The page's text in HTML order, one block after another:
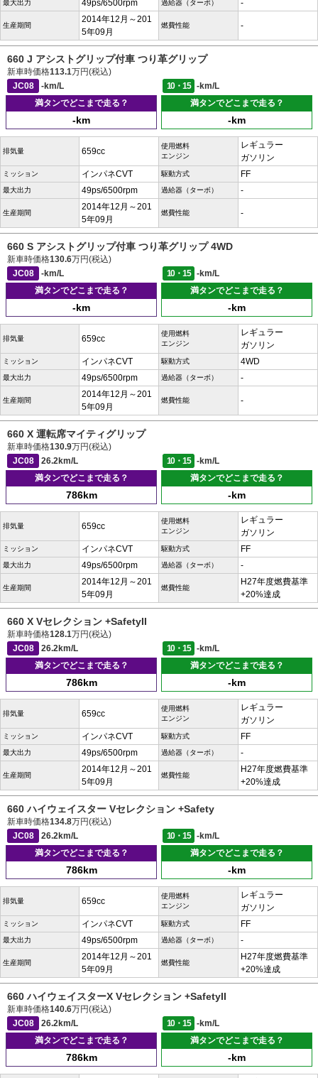
最大出力 49ps/6500rpm 過給器（ターボ） -
生産期間
2014年12月～201
5年09月
燃費性能 -
660 J アシストグリップ付車 つり革グリップ
新車時価格113.1万円(税込)
JC08
-km/L 10・15
-km/L
満タンでどこまで走る？
-km
満タンでどこまで走る？
-km
排気量 659cc
使用燃料
エンジン
レギュラー
ガソリン
ミッション インパネCVT 駆動方式 FF
最大出力 49ps/6500rpm 過給器（ターボ） -
生産期間
2014年12月～201
5年09月
燃費性能 -
660 S アシストグリップ付車 つり革グリップ 4WD
新車時価格130.6万円(税込)
JC08
-km/L 10・15
-km/L
満タンでどこまで走る？
-km
満タンでどこまで走る？
-km
排気量 659cc
使用燃料
エンジン
レギュラー
ガソリン
ミッション インパネCVT 駆動方式 4WD
最大出力 49ps/6500rpm 過給器（ターボ） -
生産期間
2014年12月～201
5年09月
燃費性能 -
660 X 運転席マイティグリップ
新車時価格130.9万円(税込)
JC08
26.2km/L 10・15
-km/L
満タンでどこまで走る？
786km
満タンでどこまで走る？
-km
排気量 659cc
使用燃料
エンジン
レギュラー
ガソリン
ミッション インパネCVT 駆動方式 FF
最大出力 49ps/6500rpm 過給器（ターボ） -
生産期間
2014年12月～201
5年09月
燃費性能
H27年度燃費基準
+20%達成
660 X Vセレクション +SafetyII
新車時価格128.1万円(税込)
JC08
26.2km/L 10・15
-km/L
満タンでどこまで走る？
786km
満タンでどこまで走る？
-km
排気量 659cc
使用燃料
エンジン
レギュラー
ガソリン
ミッション インパネCVT 駆動方式 FF
最大出力 49ps/6500rpm 過給器（ターボ） -
生産期間
2014年12月～201
5年09月
燃費性能
H27年度燃費基準
+20%達成
660 ハイウェイスター Vセレクション +Safety
新車時価格134.8万円(税込)
JC08
26.2km/L 10・15
-km/L
満タンでどこまで走る？
786km
満タンでどこまで走る？
-km
排気量 659cc
使用燃料
エンジン
レギュラー
ガソリン
ミッション インパネCVT 駆動方式 FF
最大出力 49ps/6500rpm 過給器（ターボ） -
生産期間
2014年12月～201
5年09月
燃費性能
H27年度燃費基準
+20%達成
660 ハイウェイスターX Vセレクション +SafetyII
新車時価格140.6万円(税込)
JC08
26.2km/L 10・15
-km/L
満タンでどこまで走る？
786km
満タンでどこまで走る？
-km